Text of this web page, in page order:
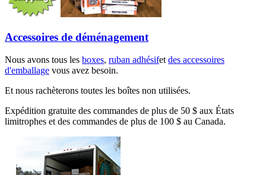
Accessoires de déménagement
Nous avons tous les boxes, ruban adhésifetdes accessoires
d'emballage vous avez besoin.
Et nous rachèterons toutes les boîtes non utilisées.
Expédition gratuite des commandes de plus de 50 $ aux États
limitrophes et des commandes de plus de 100 $ au Canada.